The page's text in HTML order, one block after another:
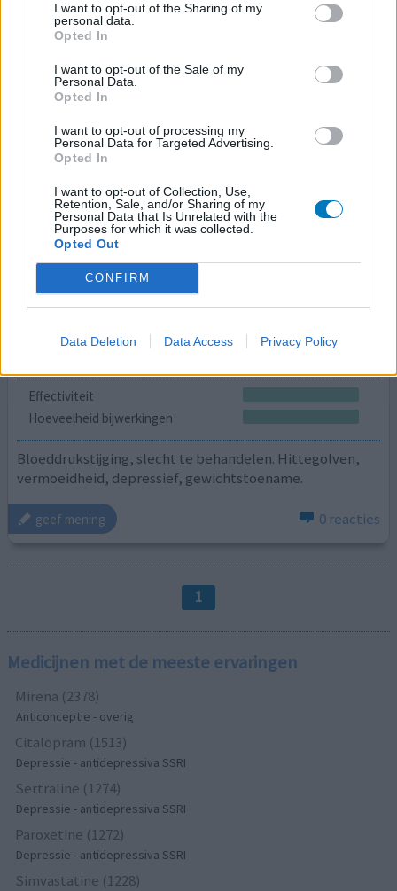
I want to opt-out of the Sharing of my
personal data.
Opted In
I want to opt-out of the Sale of my
Personal Data.
Opted In
I want to opt-out of processing my
Personal Data for Targeted Advertising.
Opted In
I want to opt-out of Collection, Use,
Retention, Sale, and/or Sharing of my
Personal Data that Is Unrelated with the
Purposes for which it was collected.
Opted Out
CONFIRM
Data Deletion Data Access Privacy Policy
13-04-2010 | Man
leuproreline
Effectiviteit
nu na 2 maanden na de eerste injectie heb ik nog geen
leven is.
geef mening
Eligard
leuproreline
Effectiviteit
Hoeveelheid bijwerkingen
Bloeddrukstijging, slecht te behandelen. Hittegolven,
vermoeidheid, depressief, gewichtstoename.
geef mening 0 reacties
1
Medicijnen met de meeste ervaringen
Mirena (2378)
Anticonceptie - overig
Citalopram (1513)
Depressie - antidepressiva SSRI
Sertraline (1274)
Depressie - antidepressiva SSRI
Paroxetine (1272)
Depressie - antidepressiva SSRI
Simvastatine (1228)